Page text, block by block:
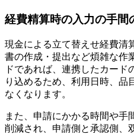
経費精算時の入力の手間
現金による立て替えせ経費清
書の作成・提出など煩雑な作
ドであれば、連携したカード
り込めるため、利用日時、品
なくなります。
また、申請にかかる時間や手
削減され、申請側と承認側、